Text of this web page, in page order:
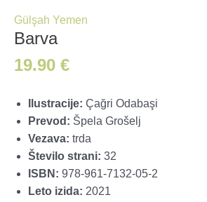
Gülşah Yemen
Barva
19.90 €
Ilustracije: Çağri Odabaşi
Prevod: Špela Grošelj
Vezava: trda
Število strani: 32
ISBN: 978-961-7132-05-2
Leto izida: 2021